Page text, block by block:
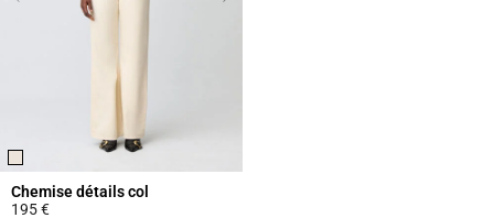
Chemise détails col
195 €